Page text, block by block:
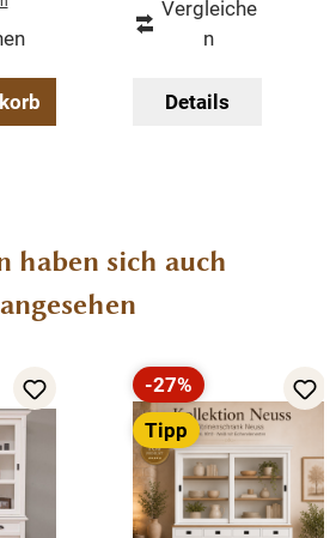
aussen wählbar
Vergleiche
n
Details
haben sich auch
angesehen
Rabatt
-27%
Tipp